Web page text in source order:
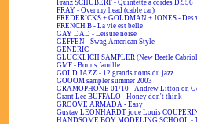
Franz SCHUBERT - Quintette à cordes D.956
FRAY - Over my head (cable car)
FREDERICKS + GOLDMAN + JONES - Des
FRENCH B - La vie est belle
GAY DAD - Leisure noise
GEFFEN - Swag American Style
GENERIC
GLÜCKLICH SAMPLER (New Beetle
GMF - Bonus famille
GOLD JAZZ - 12 grands noms du jazz
GOOOM sampler summer 2003
GRAMOPHONE 01/10 - Andrew Litton on
Grant Lee BUFFALO - Honey don't think
GROOVE ARMADA - Easy
Gustav LEONHARDT joue Louis
HANDSOME BOY MODELING SCHOOL -